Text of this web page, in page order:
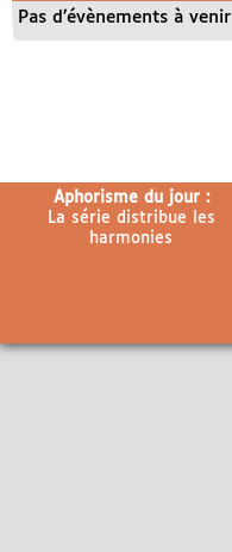
Pas d’évènements à venir
Aphorisme du jour :
La série distribue les
harmonies